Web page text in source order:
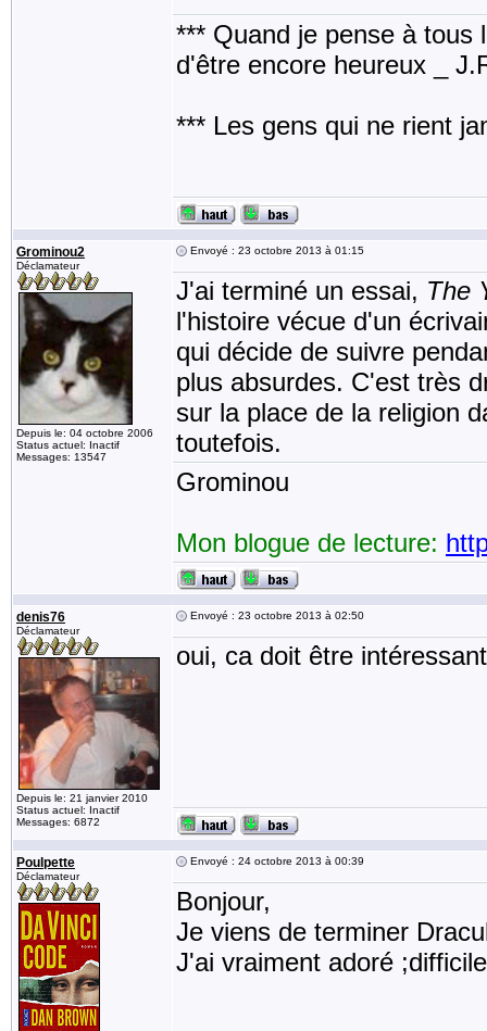
*** Quand je pense à tous
d'être encore heureux _
*** Les gens qui ne rient
Grominou2
Déclamateur
Depuis le: 04 octobre 2006
Status actuel: Inactif
Messages: 13547
Envoyé : 23 octobre 2013 à 01:15
J'ai terminé un essai, The
l'histoire vécue d'un
qui décide de suivre
plus absurdes. C'est très
sur la place de la religion
toutefois.
Grominou
Mon blogue de lecture:
denis76
Déclamateur
Depuis le: 21 janvier 2010
Status actuel: Inactif
Messages: 6872
Envoyé : 23 octobre 2013 à 02:50
oui, ca doit être
Poulpette
Déclamateur
Envoyé : 24 octobre 2013 à 00:39
Bonjour,
Je viens de terminer
J'ai vraiment adoré